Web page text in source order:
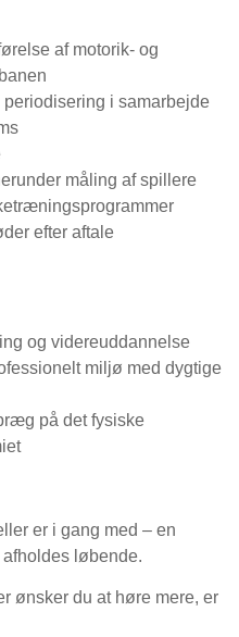
af motorik- og
i samarbejde
måling af spillere
efter aftale
og videreuddannelse
miljø med dygtige
på det fysiske
er i gang med – en
løbende.
ønsker du at høre mere, er